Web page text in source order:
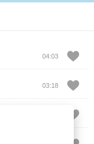
04:03
03:18